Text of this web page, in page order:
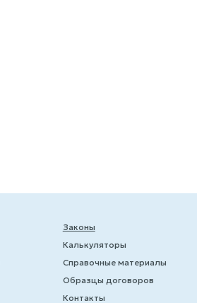
Законы
Калькуляторы
Справочные материалы
Образцы договоров
Контакты